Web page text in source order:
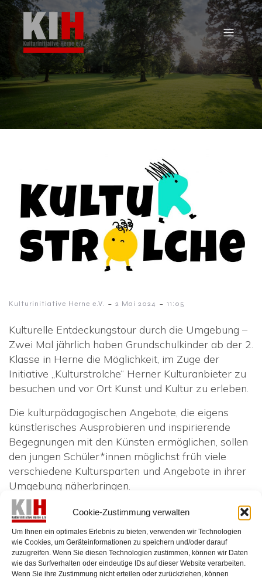
Cookie-Zustimmung verwalten
Um Ihnen ein optimales Erlebnis zu bieten, verwenden wir Technologien
wie Cookies, um Geräteinformationen zu speichern und/oder darauf
zuzugreifen. Wenn Sie diesen Technologien zustimmen, können wir Daten
wie das Surfverhalten oder eindeutige IDs auf dieser Website verarbeiten.
Wenn Sie ihre Zustimmung nicht erteilen oder zurückziehen, können
Kulturinitiative Herne e.V. - 2 Mai 2024 - 11:05
Kulturelle Entdeckungstour durch die Umgebung –
Zwei Mal jährlich haben Grundschulkinder ab der 2.
Klasse in Herne die Möglichkeit, im Zuge der
Initiative „Kulturstrolche“ Herner Kulturanbieter zu
besuchen und vor Ort Kunst und Kultur zu erleben.
Die kulturpädagogischen Angebote, die eigens
künstlerisches Ausprobieren und inspirierende
Begegnungen mit den Künsten ermöglichen, sollen
den jungen Schüler*innen möglichst früh viele
verschiedene Kultursparten und Angebote in ihrer
Umgebung näherbringen.
Durch die Förderung der KIH e.V. konnte das
Projekt in den letzten Jahren um einige spannende
Projektpartner erweitert werden.
Der nächste Durchlauf der Initiative „Kulturstrolche“
finden in diesem Jahr im Dezember statt.